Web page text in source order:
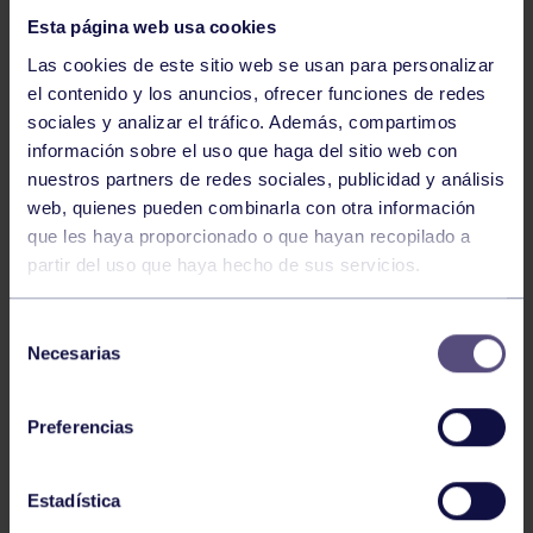
Esta página web usa cookies
Las cookies de este sitio web se usan para personalizar
el contenido y los anuncios, ofrecer funciones de redes
sociales y analizar el tráfico. Además, compartimos
información sobre el uso que haga del sitio web con
nuestros partners de redes sociales, publicidad y análisis
web, quienes pueden combinarla con otra información
que les haya proporcionado o que hayan recopilado a
partir del uso que haya hecho de sus servicios.
Necesarias
Preferencias
Estadística
Ajedrez 07 Ago 2026
EL GRUPO COMPITE EN VÍCAR